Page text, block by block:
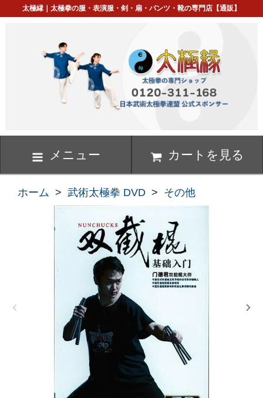
太極縁｜太極拳の服・表演服・剣・扇・パンツ・靴の専門店【通販】
メニュー カートを見る
ホーム > 武術太極拳 DVD > その他